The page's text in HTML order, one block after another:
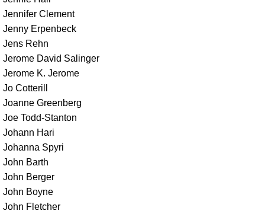
Jennifer Clement
Jenny Erpenbeck
Jens Rehn
Jerome David Salinger
Jerome K. Jerome
Jo Cotterill
Joanne Greenberg
Joe Todd-Stanton
Johann Hari
Johanna Spyri
John Barth
John Berger
John Boyne
John Fletcher